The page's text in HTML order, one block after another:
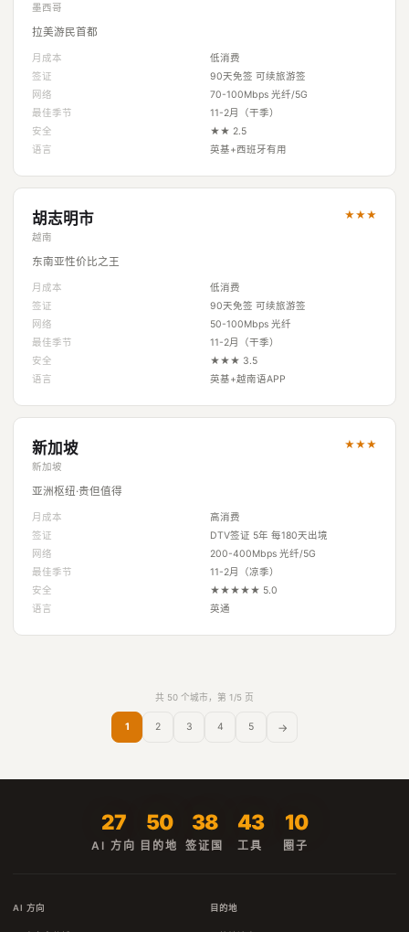
墨西哥
拉美游民首都
月成本
低消费
签证
90天免签 可续旅游签
网络
70-100Mbps 光纤/5G
最佳季节
11-2月（干季）
安全
★★ 2.5
语言
英基+西班牙有用
胡志明市
越南
★★★
东南亚性价比之王
月成本
低消费
签证
90天免签 可续旅游签
网络
50-100Mbps 光纤
最佳季节
11-2月（干季）
安全
★★★ 3.5
语言
英基+越南语APP
新加坡
新加坡
★★★
亚洲枢纽·贵但值得
月成本
高消费
签证
DTV签证 5年 每180天出境
网络
200-400Mbps 光纤/5G
最佳季节
11-2月（凉季）
安全
★★★★★ 5.0
语言
英通
共 50 个城市，第 1/5 页
1 2 3 4 5 →
27
AI 方向
50
目的地
38
签证国
43
工具
10
圈子
AI 方向 目的地